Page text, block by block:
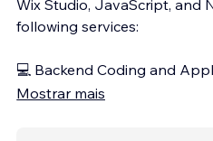
Wix Studio, JavaScript, and
following services:
💻 Backend Coding and
Mostrar mais